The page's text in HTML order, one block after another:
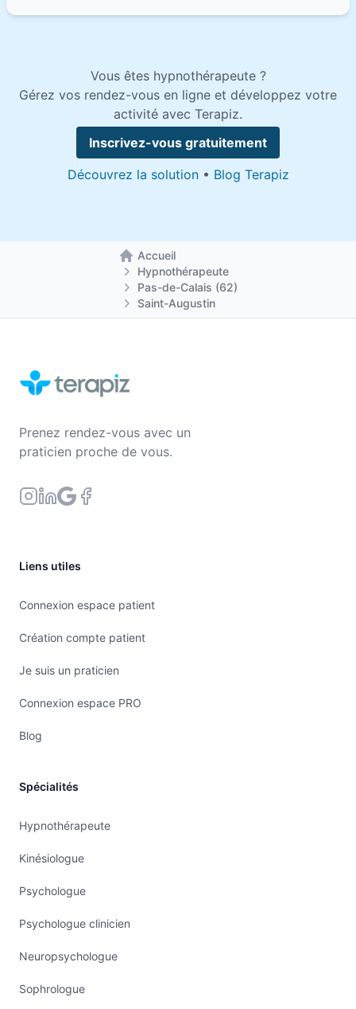
Vous êtes hypnothérapeute ?
Gérez vos rendez-vous en ligne et développez votre
activité avec Terapiz.
Inscrivez-vous gratuitement
Découvrez la solution• Blog Terapiz
Accueil
Retour à la page d'accueil
Hypnothérapeute
Pas-de-Calais (62)
Saint-Augustin
Prenez rendez-vous avec un
praticien proche de vous.
Liens utiles
Connexion espace patient
Création compte patient
Je suis un praticien
Connexion espace PRO
Blog
Spécialités
Hypnothérapeute
Kinésiologue
Psychologue
Psychologue clinicien
Neuropsychologue
Sophrologue